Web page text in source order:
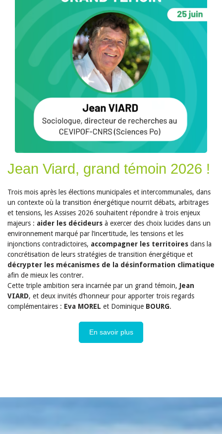
Jean Viard, grand témoin 2026 !
Trois mois après les élections municipales et intercommunales, dans
un contexte où la transition énergétique nourrit débats, arbitrages
et tensions, les Assises 2026 souhaitent répondre à trois enjeux
majeurs : aider les décideurs à exercer des choix lucides dans un
environnement marqué par l’incertitude, les tensions et les
injonctions contradictoires, accompagner les territoires dans la
concrétisation de leurs stratégies de transition énergétique et
décrypter les mécanismes de la désinformation climatique
afin de mieux les contrer.
Cette triple ambition sera incarnée par un grand témoin, Jean
VIARD, et deux invités d’honneur pour apporter trois regards
complémentaires : Eva MOREL et Dominique BOURG.
En savoir plus